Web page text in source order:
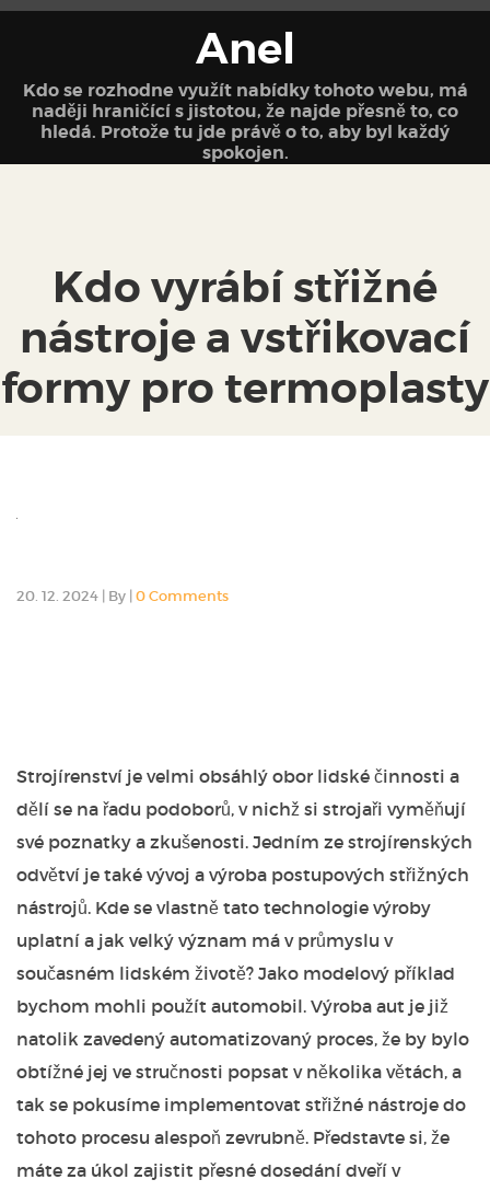
Anel
Kdo se rozhodne využít nabídky tohoto webu, má
naději hraničící s jistotou, že najde přesně to, co
hledá. Protože tu jde právě o to, aby byl každý
spokojen.
Kdo vyrábí střižné
nástroje a vstřikovací
formy pro termoplasty
20. 12. 2024 | By | 0 Comments
Strojírenství je velmi obsáhlý obor lidské činnosti a
dělí se na řadu podoborů, v nichž si strojaři vyměňují
své poznatky a zkušenosti. Jedním ze strojírenských
odvětví je také vývoj a výroba postupových střižných
nástrojů. Kde se vlastně tato technologie výroby
uplatní a jak velký význam má v průmyslu v
současném lidském životě? Jako modelový příklad
bychom mohli použít automobil. Výroba aut je již
natolik zavedený automatizovaný proces, že by bylo
obtížné jej ve stručnosti popsat v několika větách, a
tak se pokusíme implementovat střižné nástroje do
tohoto procesu alespoň zevrubně. Představte si, že
máte za úkol zajistit přesné dosedání dveří v